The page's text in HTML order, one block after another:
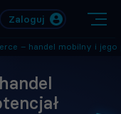
Zaloguj
– handel mobilny i jego